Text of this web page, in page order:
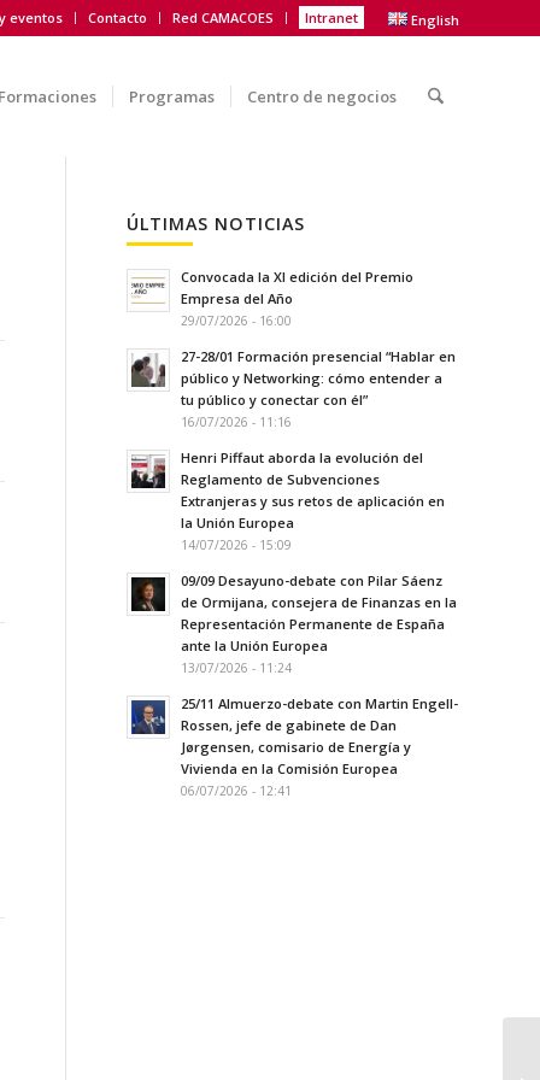
eventos Contacto Red CAMACOES Intranet English
Programas Centro de negocios
ÚLTIMAS NOTICIAS
Convocada la XI edición del Premio
Empresa del Año
29/07/2026 - 16:00
27-28/01 Formación presencial “Hablar en
público y Networking: cómo entender a
tu público y conectar con él”
16/07/2026 - 11:16
Henri Piffaut aborda la evolución del
Reglamento de Subvenciones
Extranjeras y sus retos de aplicación en
la Unión Europea
14/07/2026 - 15:09
09/09 Desayuno-debate con Pilar Sáenz
de Ormijana, consejera de Finanzas en la
Representación Permanente de España
ante la Unión Europea
13/07/2026 - 11:24
25/11 Almuerzo-debate con Martin Engell-
Rossen, jefe de gabinete de Dan
Jørgensen, comisario de Energía y
Vivienda en la Comisión Europea
06/07/2026 - 12:41